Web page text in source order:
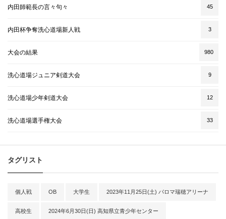
内田師範長の言々句々 45
内田杯争奪洗心道場新人戦 3
大会の結果 980
洗心道場ジュニア剣道大会 9
洗心道場少年剣道大会 12
洗心道場選手権大会 33
タグリスト
個人戦 OB 大学生 2023年11月25日(土) パロマ瑞穂アリーナ
高校生 2024年6月30日(日) 高知県立青少年センター